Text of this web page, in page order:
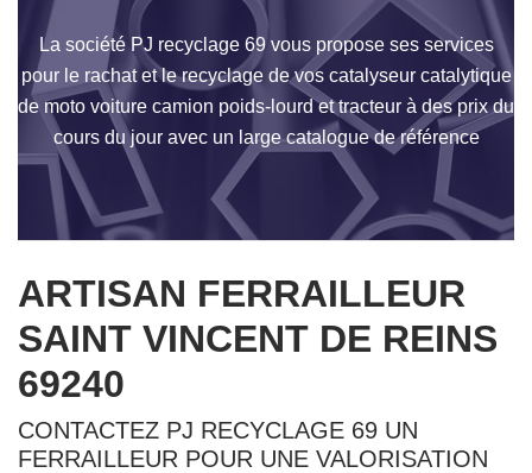
La société PJ recyclage 69 vous propose ses services
pour le rachat et le recyclage de vos catalyseur catalytique
de moto voiture camion poids-lourd et tracteur à des prix du
cours du jour avec un large catalogue de référence
ARTISAN FERRAILLEUR
SAINT VINCENT DE REINS
69240
CONTACTEZ PJ RECYCLAGE 69 UN
FERRAILLEUR POUR UNE VALORISATION